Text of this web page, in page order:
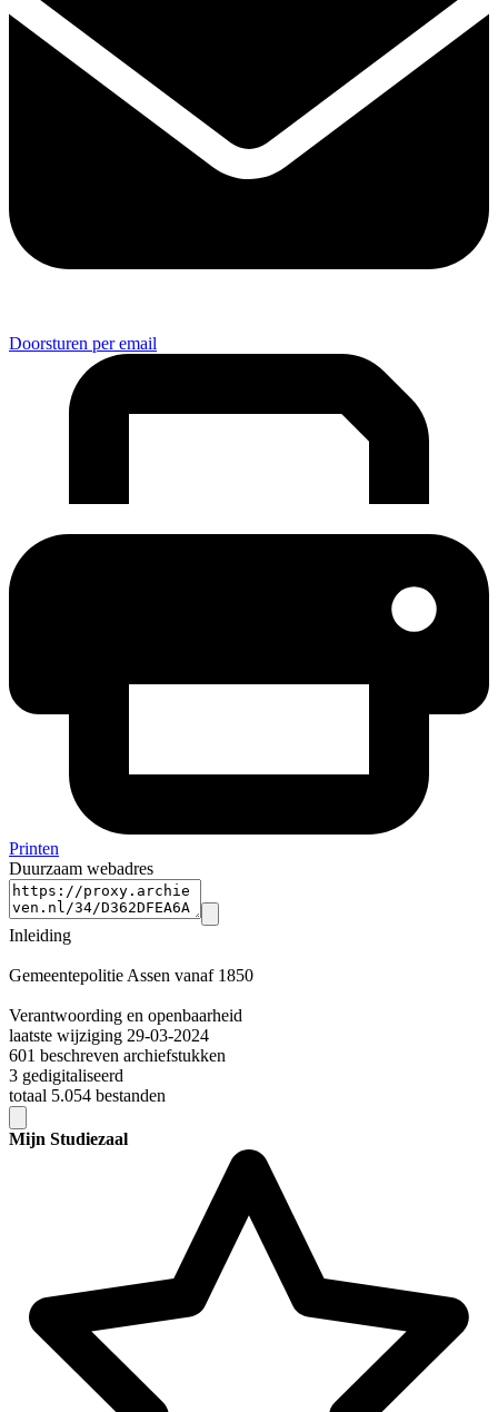
Doorsturen per email
Printen
Duurzaam webadres
Inleiding
Gemeentepolitie Assen vanaf 1850
Verantwoording en openbaarheid
laatste wijziging 29-03-2024
601 beschreven archiefstukken
3 gedigitaliseerd
totaal 5.054 bestanden
Mijn Studiezaal